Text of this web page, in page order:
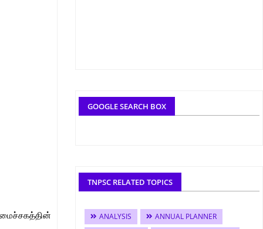
GOOGLE SEARCH BOX
TNPSC RELATED TOPICS
ANALYSIS
ANNUAL PLANNER